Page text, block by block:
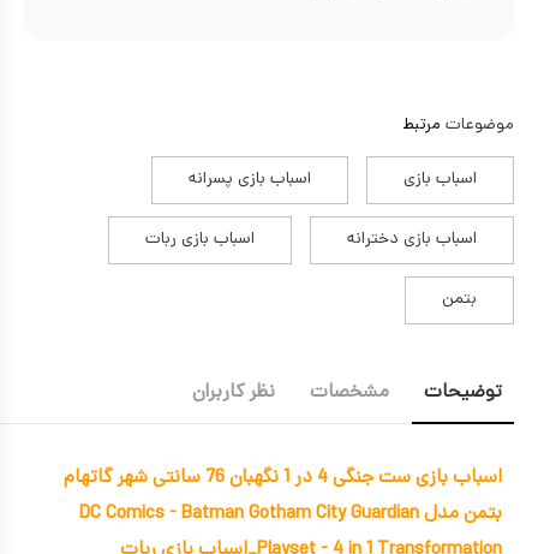
موضوعات مرتبط
اسباب بازی اسباب بازی پسرانه
اسباب بازی دخترانه اسباب بازی ربات
بتمن
توضیحات مشخصات نظر کاربران
اسباب بازی ست جنگی 4 در 1 نگهبان 76 سانتی شهر گاتهام
بتمن مدل DC Comics - Batman Gotham City Guardian